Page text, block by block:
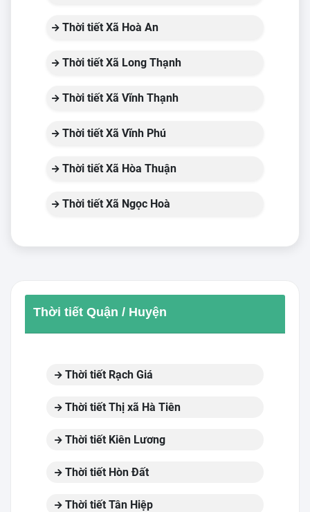
Thời tiết Xã Hoà An
Thời tiết Xã Long Thạnh
Thời tiết Xã Vĩnh Thạnh
Thời tiết Xã Vĩnh Phú
Thời tiết Xã Hòa Thuận
Thời tiết Xã Ngọc Hoà
Thời tiết Quận / Huyện
Thời tiết Rạch Giá
Thời tiết Thị xã Hà Tiên
Thời tiết Kiên Lương
Thời tiết Hòn Đất
Thời tiết Tân Hiệp